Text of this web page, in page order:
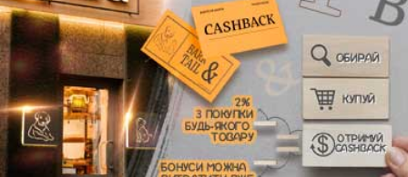
Забули пароль?